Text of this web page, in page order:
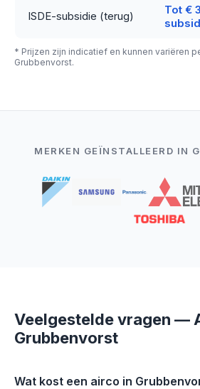
ISDE-subsidie (terug)
Tot €
* Prijzen zijn indicatief en kunnen variëren
Grubbenvorst.
MERKEN GEÏNSTALLEERD IN
Veelgestelde vragen —
Grubbenvorst
Wat kost een airco in